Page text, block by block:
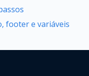
footer e variáveis